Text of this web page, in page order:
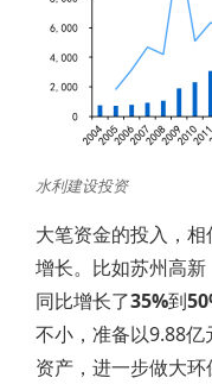
水利建设投资
大笔资金的投入，
增长。比如苏州高
同比增长了35%到
不小，准备以9.88
资产，进一步做大环